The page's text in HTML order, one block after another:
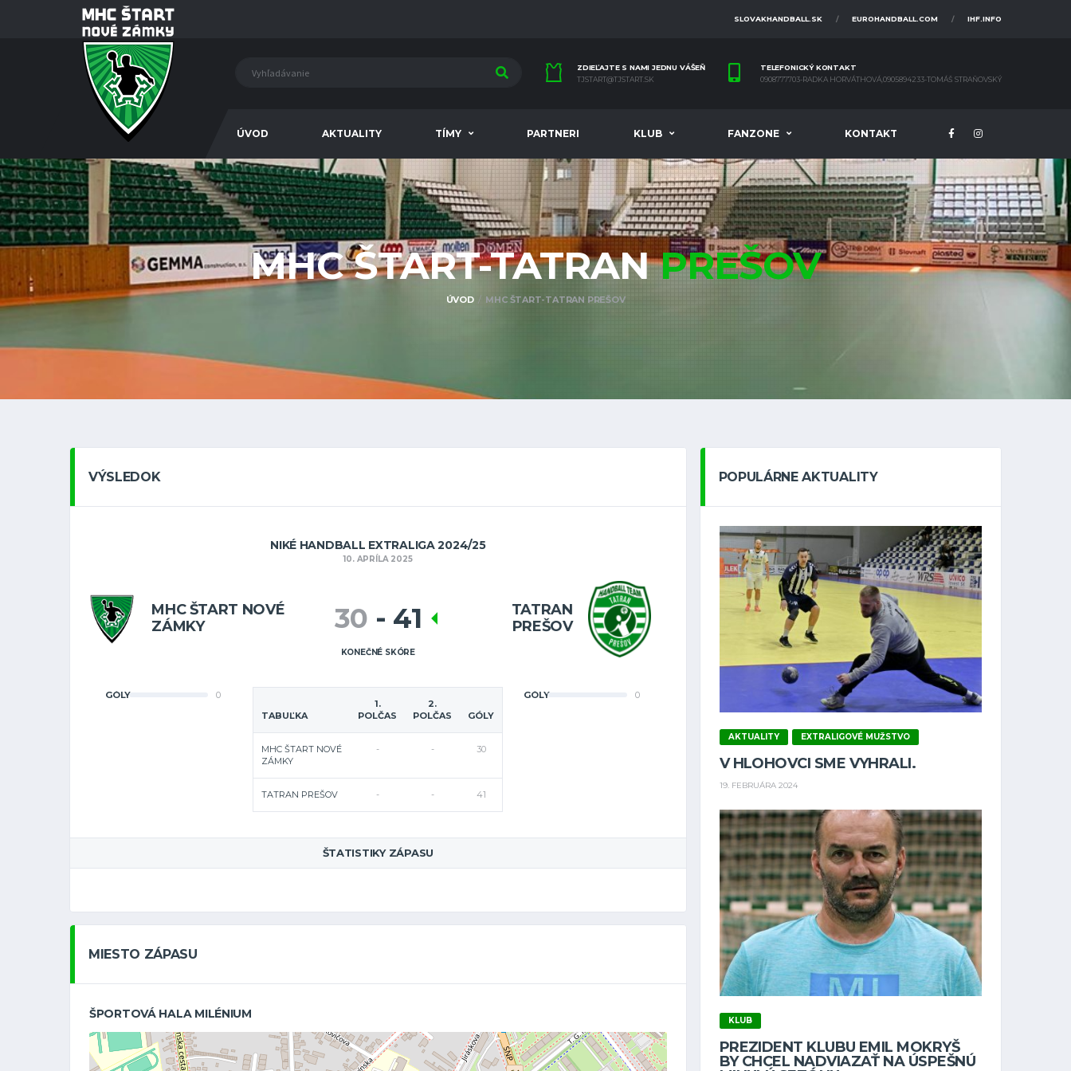
SLOVAKHANDBALL.SK EUROHANDBALL.COM IHF.INFO
ZDIEĽAJTE S NAMI JEDNU VÁŠEŇ
TJSTART@TJSTART.SK
TELEFONICKÝ KONTAKT
0908777703-RADKA HORVÁTHOVÁ,0905894233-TOMÁŠ STRAŇOVSKÝ
ÚVOD AKTUALITY TÍMY PARTNERI KLUB FANZONE KONTAKT
MHC ŠTART-TATRANPREŠOV
ÚVOD MHC ŠTART-TATRAN PREŠOV
VÝSLEDOK
NIKÉ HANDBALL EXTRALIGA 2024/25
10. APRÍLA 2025
MHC ŠTART NOVÉ
ZÁMKY
TATRAN
PREŠOV
30 - 41
KONEČNÉ SKÓRE
TABUĽKA
1.
POLČAS
2.
POLČAS
GÓLY
MHC ŠTART NOVÉ
ZÁMKY
- - 30
TATRAN PREŠOV - - 41
GÓLY 0 GÓLY 0
ŠTATISTIKY ZÁPASU
MIESTO ZÁPASU
ŠPORTOVÁ HALA MILÉNIUM
POPULÁRNE AKTUALITY
AKTUALITY EXTRALIGOVÉ MUŽSTVO
V HLOHOVCI SME VYHRALI.
19. FEBRUÁRA 2024
KLUB
PREZIDENT KLUBU EMIL MOKRYŠ
BY CHCEL NADVIAZAŤ NA ÚSPEŠNÚ